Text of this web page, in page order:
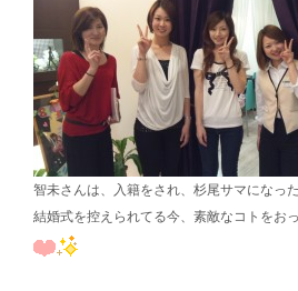
智未さんは、入籍をされ、杉尾サマになった
結婚式を控えられてる今、素敵なコトをお